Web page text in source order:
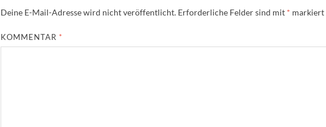
Deine E-Mail-Adresse wird nicht veröffentlicht. Erforderliche Felder sind mit * markiert
KOMMENTAR *